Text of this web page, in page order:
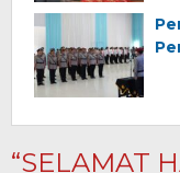
“SELAMAT